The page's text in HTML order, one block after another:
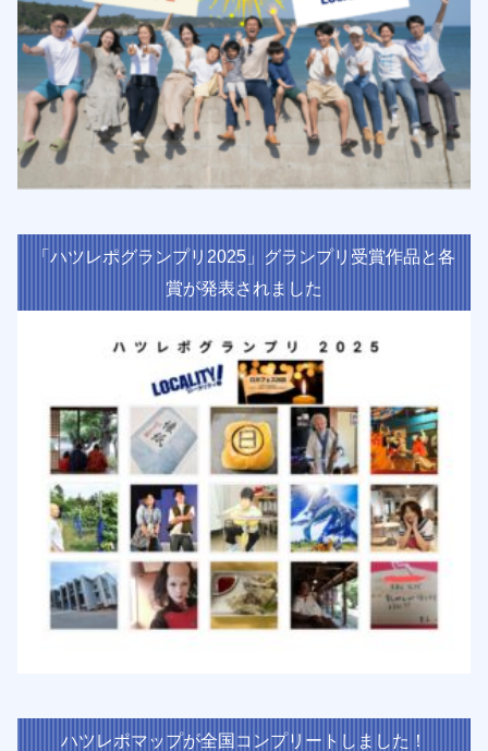
「ハツレポグランプリ2025」グランプリ受賞作品と各
賞が発表されました
ハツレポマップが全国コンプリートしました！